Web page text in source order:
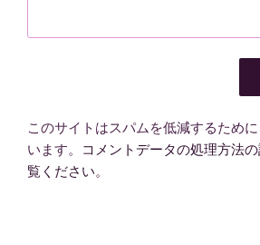
このサイトはスパムを低減するため
います。
コメントデータの処理方法
覧ください。